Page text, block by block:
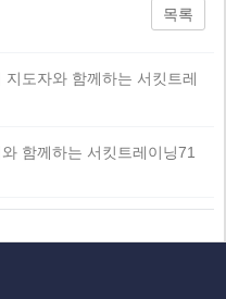
목록
도자와 함께하는 서킷트레
함께하는 서킷트레이닝71